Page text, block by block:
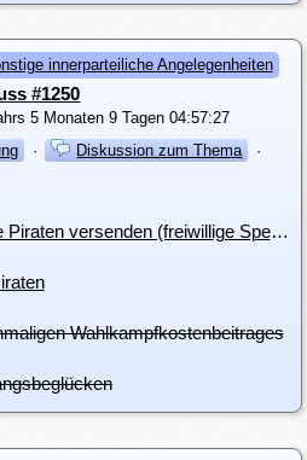
innerparteiliche Angelegenheiten
#1250
5 Monaten 9 Tagen 04:57:27
· Diskussion zum Thema
·
i2792: Bittschreiben an alle Piraten versenden (freiwillige Spenden, Erklärung & Vorschlag um Ziel zu erreichen)
Wahlkampfkostenbeitrages